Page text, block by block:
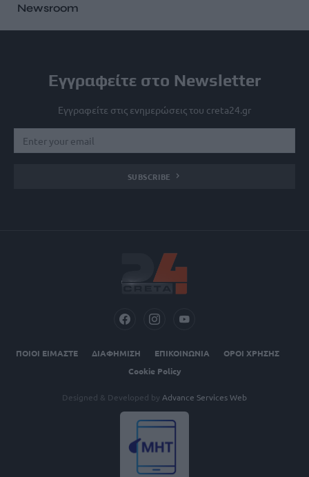
Newsroom
Εγγραφείτε στο Newsletter
Εγγραφείτε στις ενημερώσεις του creta24.gr
SUBSCRIBE
ΠΟΙΟΙ ΕΙΜΑΣΤΕ ΔΙΑΦΗΜΙΣΗ ΕΠΙΚΟΙΝΩΝΙΑ
ΟΡΟΙ ΧΡΗΣΗΣ
Cookie Policy
Designed & Developed by Advance Services Web